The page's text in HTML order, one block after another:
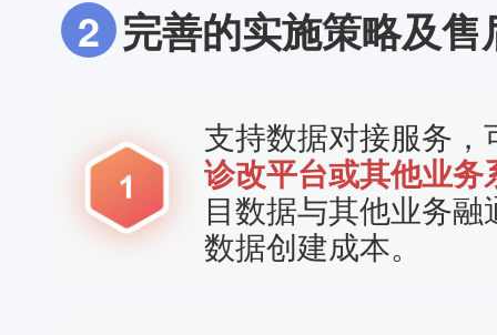
2 完善的实施策略及
支持数据对接服务，
诊改平台或其他业务
目数据与其他业务
数据创建成本。